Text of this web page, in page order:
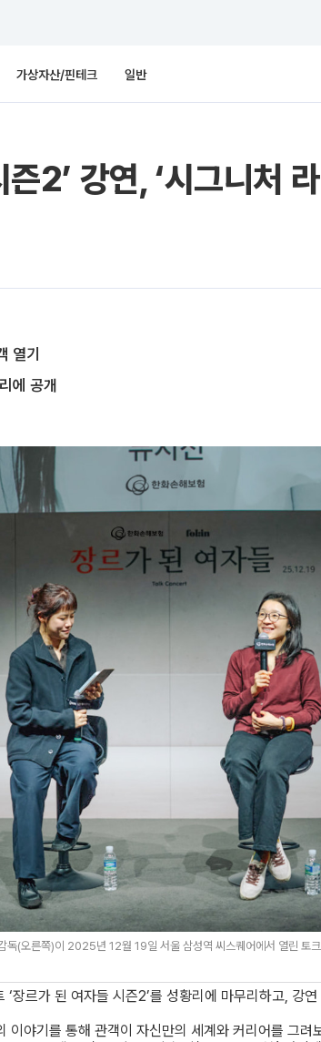
가상자산/핀테크 일반
2’ 강연, ‘시그니처
열기
에 공개
독(오른쪽)이 2025년 12월 19일 서울 삼성역 씨스퀘어에서 열린 토크
장르가 된 여자들 시즌2’를 성황리에 마무리하고, 강
이야기를 통해 관객이 자신만의 세계와 커리어를 그